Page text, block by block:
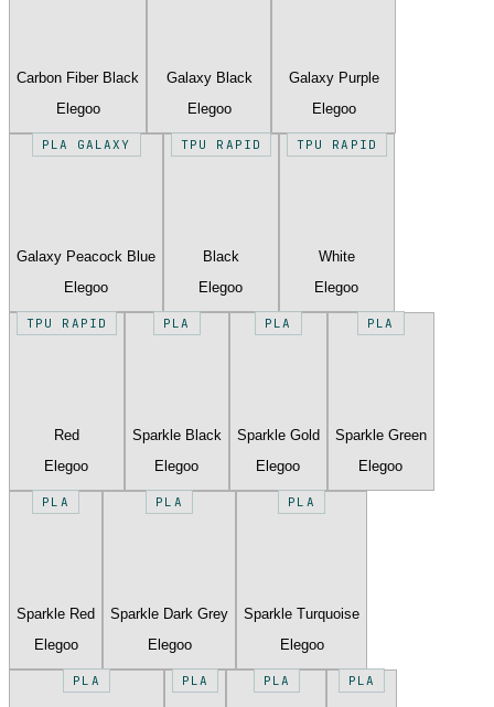
Carbon Fiber Black
Elegoo
Galaxy Black
Elegoo
Galaxy Purple
Elegoo
PLA GALAXY
Galaxy Peacock Blue
Elegoo
TPU RAPID
Black
Elegoo
TPU RAPID
White
Elegoo
TPU RAPID
Red
Elegoo
PLA
Sparkle Black
Elegoo
PLA
Sparkle Gold
Elegoo
PLA
Sparkle Green
Elegoo
PLA
Sparkle Red
Elegoo
PLA
Sparkle Dark Grey
Elegoo
PLA
Sparkle Turquoise
Elegoo
PLA PLA PLA PLA